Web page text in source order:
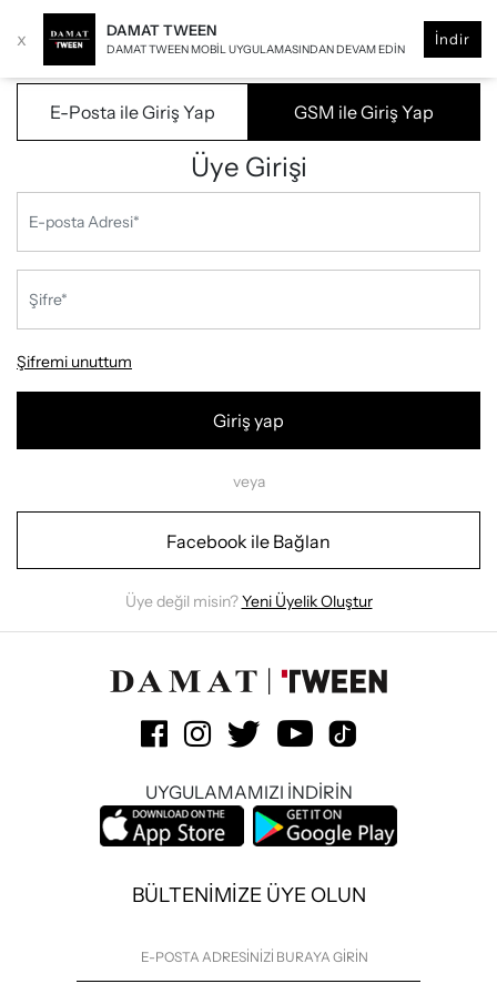
x DAMAT TWEEN
DAMAT TWEEN MOBIL UYGULAMASINDAN DEVAM EDIN
İndir
E-Posta ile Giriş Yap GSM ile Giriş Yap
Üye Girişi
Şifremi unuttum
Giriş yap
veya
Facebook ile Bağlan
Üye değil misin?Yeni Üyelik Oluştur
UYGULAMAMIZI İNDİRİN
BÜLTENİMİZE ÜYE OLUN